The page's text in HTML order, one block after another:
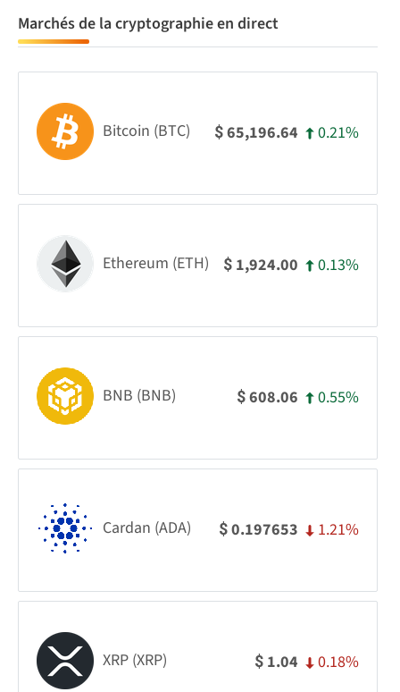
Marchés de la cryptographie en direct
Bitcoin (BTC) $65,196.64 0.21%
Ethereum (ETH) $ 1,924.00 0.13%
BNB (BNB) $608.06 0.55%
Cardan (ADA) $0.197653 1.21%
XRP (XRP) $ 1.04 0.18%